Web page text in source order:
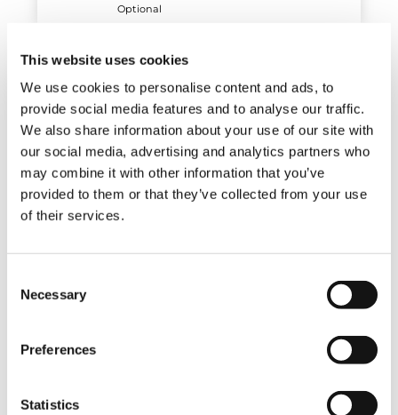
This website uses cookies
We use cookies to personalise content and ads, to
provide social media features and to analyse our traffic.
We also share information about your use of our site with
our social media, advertising and analytics partners who
may combine it with other information that you’ve
provided to them or that they’ve collected from your use
of their services.
Selection
Necessary
Preferences
Statistics
Optional
Manuelle Spitze – 9 Positionen mit
Optional
Hydraulisch einklappbare Spitze mit
Ruheposition am Arm
Optional
Riemenscheiben